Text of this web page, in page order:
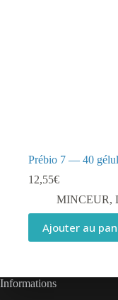
Prébio 7 — 40
12,55€
MINCEUR,
Ajouter au
Informations